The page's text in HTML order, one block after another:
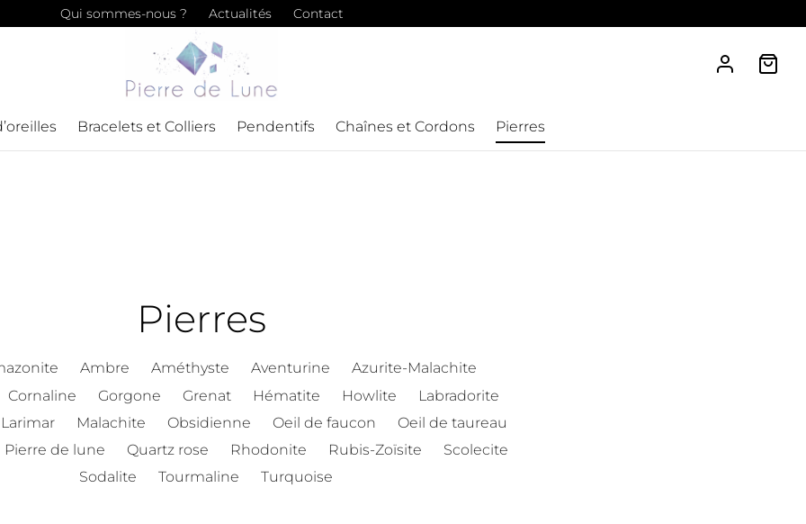
Qui sommes-nous ? Actualités Contact
Bracelets et Colliers Pendentifs Chaînes et Cordons Pierres
Pierres
Ambre Améthyste Aventurine
Azurite-Malachite
Cornaline Gorgone Grenat Hématite Howlite
Labradorite
Larimar Malachite Obsidienne Oeil de faucon
Oeil de taureau
Pierre de lune Quartz rose Rhodonite Rubis-Zoïsite
Scolecite
Sodalite
Tourmaline Turquoise